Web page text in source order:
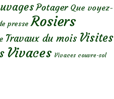
Potager Que voyez-
presse Rosiers
Travaux du mois Visites
Vivaces Vivaces couvre-sol